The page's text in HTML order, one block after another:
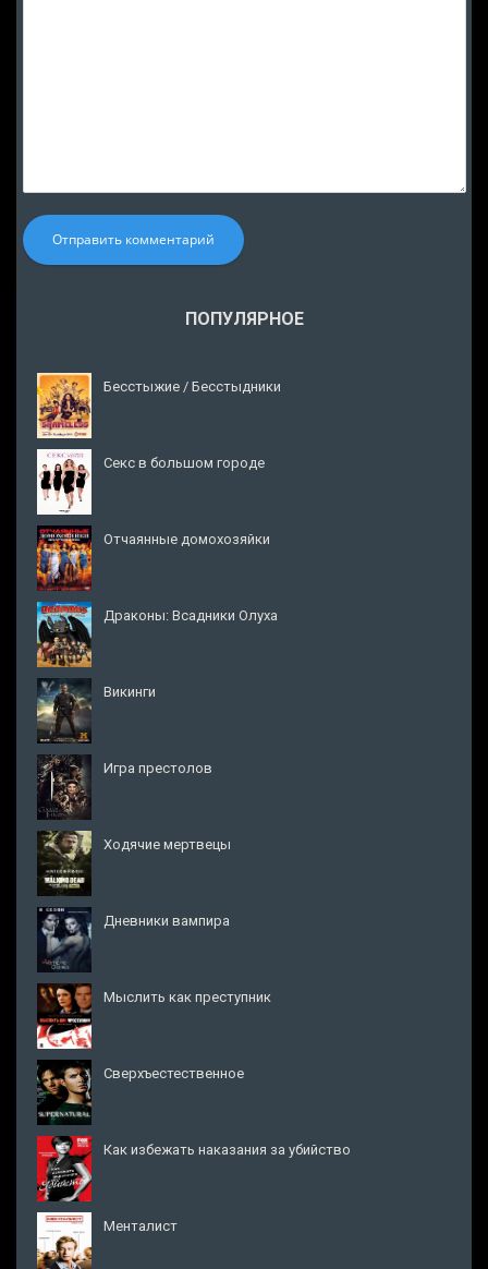
Отправить комментарий
ПОПУЛЯРНОЕ
Бесстыжие / Бесстыдники
Секс в большом городе
Отчаянные домохозяйки
Драконы: Всадники Олуха
Викинги
Игра престолов
Ходячие мертвецы
Дневники вампира
Мыслить как преступник
Сверхъестественное
Как избежать наказания за убийство
Менталист